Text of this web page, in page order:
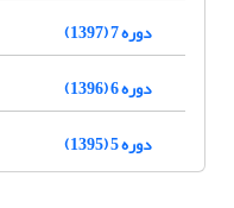
دوره 7 (1397)
دوره 6 (1396)
دوره 5 (1395)